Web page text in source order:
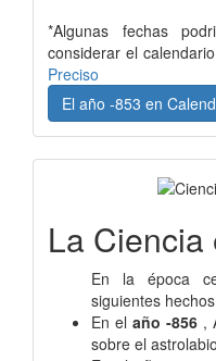
*Algunas fechas
considerar el
Preciso
El año -853 en
La
En la época
siguientes
En el año -856 , Al-Farghani compuso un tratado
sobre el